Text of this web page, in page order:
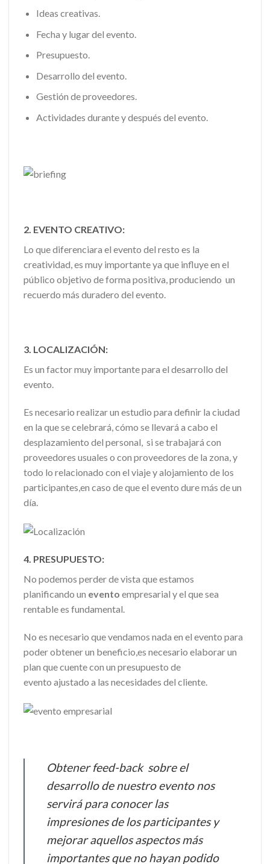
Ideas creativas.
Fecha y lugar del evento.
Presupuesto.
Desarrollo del evento.
Gestión de proveedores.
Actividades durante y después del evento.
2. EVENTO CREATIVO:
Lo que diferenciara el evento del resto es la
creatividad, es muy importante ya que influye en el
público objetivo de forma positiva, produciendo un
recuerdo más duradero del evento.
3. LOCALIZACIÓN:
Es un factor muy importante para el desarrollo del
evento.
Es necesario realizar un estudio para definir la ciudad
en la que se celebrará, cómo se llevará a cabo el
desplazamiento del personal, si se trabajará con
proveedores usuales o con proveedores de la zona, y
todo lo relacionado con el viaje y alojamiento de los
participantes,en caso de que el evento dure más de un
día.
4. PRESUPUESTO:
No podemos perder de vista que estamos
planificando un evento empresarial y el que sea
rentable es fundamental.
No es necesario que vendamos nada en el evento para
poder obtener un beneficio,es necesario elaborar un
plan que cuente con un presupuesto de
evento ajustado a las necesidades del cliente.
Obtener feed-back sobre el
desarrollo de nuestro evento nos
servirá para conocer las
impresiones de los participantes y
mejorar aquellos aspectos más
importantes que no hayan podido